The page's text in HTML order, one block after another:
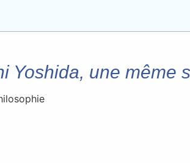
Yoshida, une même